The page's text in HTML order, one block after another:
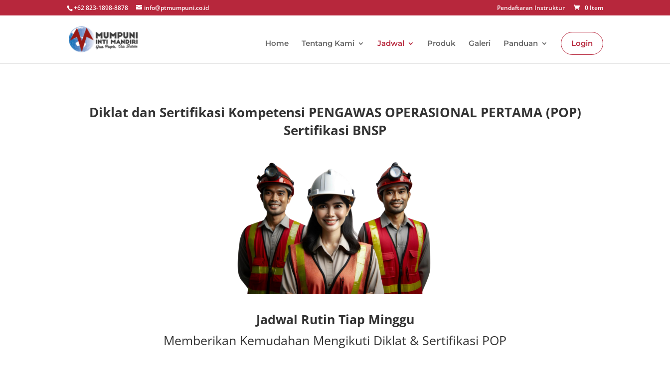
+62 823-1898-8878 info@ptmumpuni.co.id Pendaftaran Instruktur 0 Item
Home Tentang Kami Jadwal Produk Galeri Panduan Login
Diklat dan Sertifikasi Kompetensi PENGAWAS OPERASIONAL PERTAMA (POP)
Sertifikasi BNSP
Jadwal Rutin Tiap Minggu
Memberikan Kemudahan Mengikuti Diklat & Sertifikasi POP